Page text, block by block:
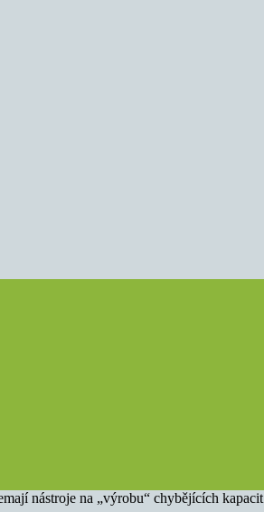
nástroje na „výrobu“ chybějících kapacit